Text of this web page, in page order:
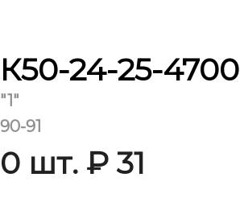
К50-24-25-4700
"1"
90-91
0 шт. ₽ 31